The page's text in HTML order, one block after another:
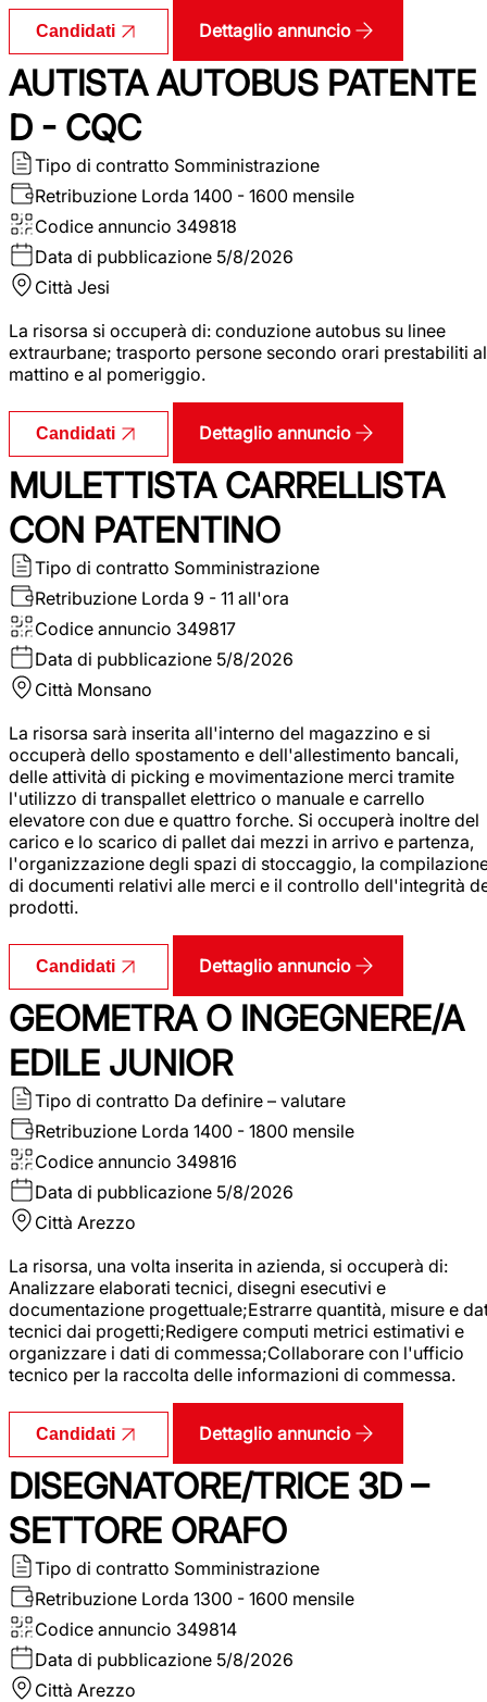
Candidati Dettaglio annuncio
AUTISTA AUTOBUS PATENTE
D - CQC
Tipo di contratto Somministrazione
Retribuzione Lorda 1400 - 1600 mensile
Codice annuncio 349818
Data di pubblicazione 5/8/2026
Città Jesi
La risorsa si occuperà di: conduzione autobus su linee
extraurbane; trasporto persone secondo orari prestabiliti al
mattino e al pomeriggio.
Candidati Dettaglio annuncio
MULETTISTA CARRELLISTA
CON PATENTINO
Tipo di contratto Somministrazione
Retribuzione Lorda 9 - 11 all'ora
Codice annuncio 349817
Data di pubblicazione 5/8/2026
Città Monsano
La risorsa sarà inserita all'interno del magazzino e si
occuperà dello spostamento e dell'allestimento bancali,
delle attività di picking e movimentazione merci tramite
l'utilizzo di transpallet elettrico o manuale e carrello
elevatore con due e quattro forche. Si occuperà inoltre del
carico e lo scarico di pallet dai mezzi in arrivo e partenza,
l'organizzazione degli spazi di stoccaggio, la
di documenti relativi alle merci e il controllo dell'integrità
prodotti.
Candidati Dettaglio annuncio
GEOMETRA O INGEGNERE/A
EDILE JUNIOR
Tipo di contratto Da definire – valutare
Retribuzione Lorda 1400 - 1800 mensile
Codice annuncio 349816
Data di pubblicazione 5/8/2026
Città Arezzo
La risorsa, una volta inserita in azienda, si occuperà di:
Analizzare elaborati tecnici, disegni esecutivi e
documentazione progettuale;Estrarre quantità, misure e
tecnici dai progetti;Redigere computi metrici estimativi e
organizzare i dati di commessa;Collaborare con l'ufficio
tecnico per la raccolta delle informazioni di commessa.
Candidati Dettaglio annuncio
DISEGNATORE/TRICE 3D –
SETTORE ORAFO
Tipo di contratto Somministrazione
Retribuzione Lorda 1300 - 1600 mensile
Codice annuncio 349814
Data di pubblicazione 5/8/2026
Città Arezzo